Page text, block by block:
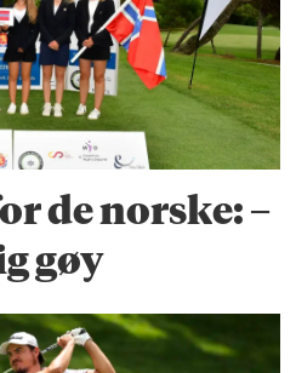
de norske: –
gøy